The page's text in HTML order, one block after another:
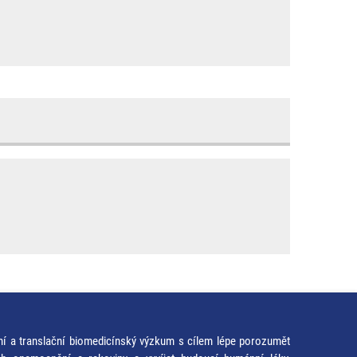
a translační biomedicínský výzkum s cílem lépe porozumět